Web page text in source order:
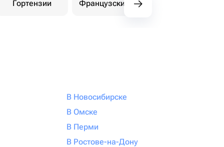
Гортензии Французские розы
В Новосибирске
В Омске
В Перми
В Ростове-на-Дону